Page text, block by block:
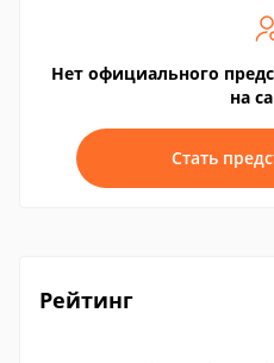
Нет официального
на
Стать
Рейтинг